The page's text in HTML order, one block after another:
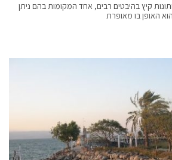
קיץ בהיבטים רבים, אחד המקומות בהם ניתן
האופן בו מאופרת